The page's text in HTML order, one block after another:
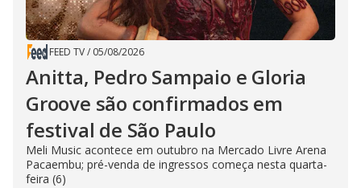
FEED TV/ 05/08/2026
Anitta, Pedro Sampaio e Gloria
Groove são confirmados em
festival de São Paulo
Meli Music acontece em outubro na Mercado Livre Arena
Pacaembu; pré-venda de ingressos começa nesta quarta-
feira (6)